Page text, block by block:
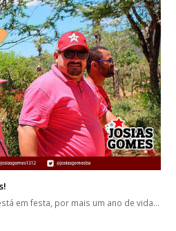
em festa, por mais um ano de vida…